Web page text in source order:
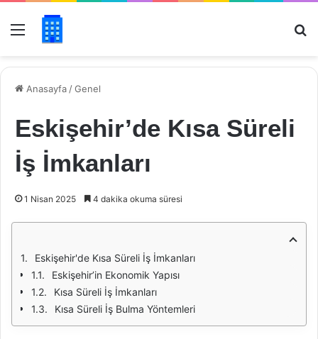
Menü
Anasayfa /Genel
Eskişehir’de Kısa Süreli
İş İmkanları
1 Nisan 2025 4 dakika okuma süresi
Eskişehir'de Kısa Süreli İş İmkanları
Eskişehir’in Ekonomik Yapısı
Kısa Süreli İş İmkanları
Kısa Süreli İş Bulma Yöntemleri